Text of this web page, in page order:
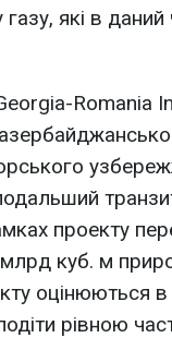
газу, які в
Romania
проекту
куб. м
оцінюються
рівною